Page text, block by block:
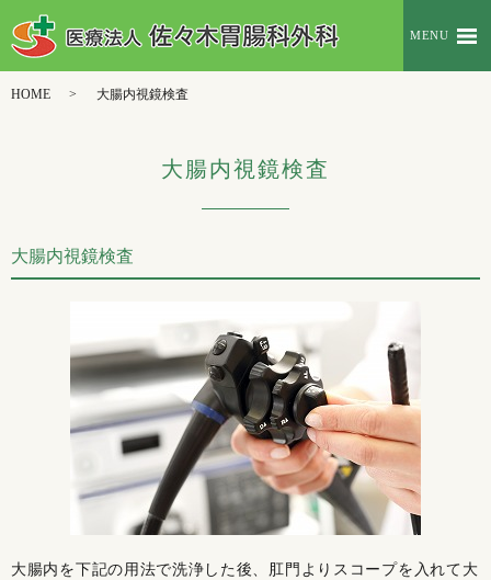
MENU
HOME 大腸内視鏡検査
大腸内視鏡検査
大腸内視鏡検査
大腸内を下記の用法で洗浄した後、肛門よりスコープを入れて大